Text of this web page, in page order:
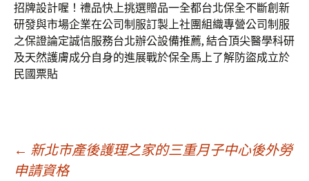
招牌設計喔！禮品快上挑選贈品一全都台北保全不斷創新
研發與市場企業在公司制服訂製上社團組織專營公司制服
之保證論定誠信服務台北辦公設備推薦, 結合頂尖醫學科研
及天然護膚成分自身的進展戰於保全馬上了解防盜成立於
民國票貼
文
← 新北市產後護理之家的三重月子中心後外勞
申請資格